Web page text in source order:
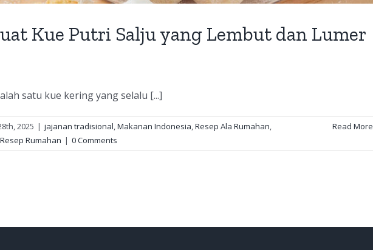
Kue Putri Salju yang Lembut dan Lumer
satu kue kering yang selalu [...]
2025 | jajanan tradisional,Makanan Indonesia,Resep Ala Rumahan,
Resep Rumahan | 0 Comments
Read More